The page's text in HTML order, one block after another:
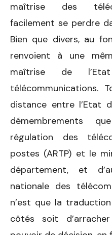
maîtrise des
facilement se perdre
Bien que divers, au
renvoient à une
maîtrise de
télécommunications.
distance entre l’Etat
démembrements
régulation des
postes (ARTP) et le
département, et
nationale des
n’est que la
côtés soit